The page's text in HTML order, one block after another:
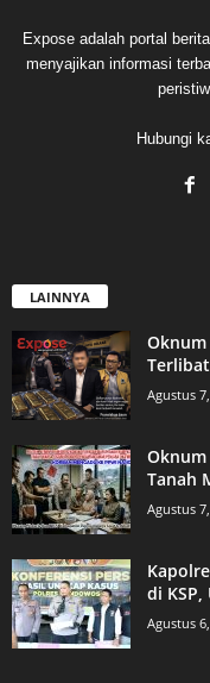
Expose adalah portal
menyajikan informasi
Hubungi
LAINNYA
Oknum
Terlibat
Agustus
Oknum
Tanah
Agustus
di KSP,
Agustus